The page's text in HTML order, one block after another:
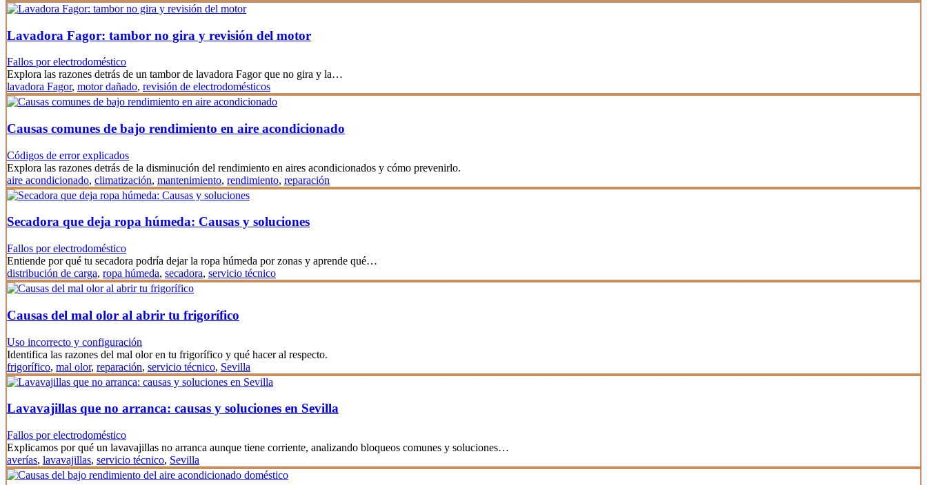
Lavadora Fagor: tambor no gira y revisión del motor
Fallos por electrodoméstico
Explora las razones detrás de un tambor de lavadora Fagor que no gira y la…
lavadora Fagor, motor dañado, revisión de electrodomésticos
Causas comunes de bajo rendimiento en aire acondicionado
Códigos de error explicados
Explora las razones detrás de la disminución del rendimiento en aires acondicionados y cómo prevenirlo.
aire acondicionado, climatización, mantenimiento, rendimiento, reparación
Secadora que deja ropa húmeda: Causas y soluciones
Fallos por electrodoméstico
Entiende por qué tu secadora podría dejar la ropa húmeda por zonas y aprende qué…
distribución de carga, ropa húmeda, secadora, servicio técnico
Causas del mal olor al abrir tu frigorífico
Uso incorrecto y configuración
Identifica las razones del mal olor en tu frigorífico y qué hacer al respecto.
frigorífico, mal olor, reparación, servicio técnico, Sevilla
Lavavajillas que no arranca: causas y soluciones en Sevilla
Fallos por electrodoméstico
Explicamos por qué un lavavajillas no arranca aunque tiene corriente, analizando bloqueos comunes y soluciones…
averías, lavavajillas, servicio técnico, Sevilla